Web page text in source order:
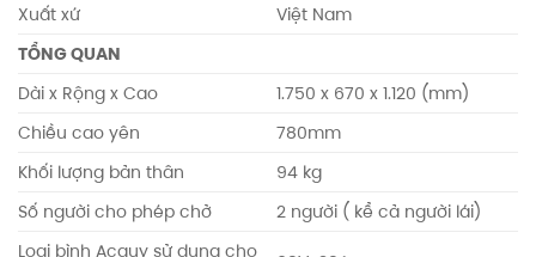
Xuất xứ
Việt Nam
TỔNG QUAN
Dài x Rộng x Cao
1.750 x 670 x 1.120 (mm)
Chiều cao yên
780mm
Khối lượng bản thân
94 kg
Số người cho phép chở
2 người ( kể cả người lái)
Loại bình Acquy sử dụng cho